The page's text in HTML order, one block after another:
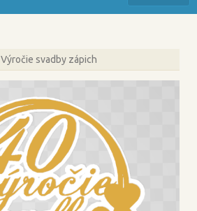
Výročie svadby zápich